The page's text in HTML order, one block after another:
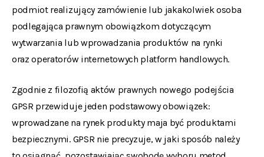
podmiot realizujący zamówienie lub jakakolwiek osoba
podlegająca prawnym obowiązkom dotyczącym
wytwarzania lub wprowadzania produktów na rynki
oraz operatorów internetowych platform handlowych.
Zgodnie z filozofią aktów prawnych nowego podejścia
GPSR przewiduje jeden podstawowy obowiązek:
wprowadzane na rynek produkty maja być produktami
bezpiecznymi. GPSR nie precyzuje, w jaki sposób należy